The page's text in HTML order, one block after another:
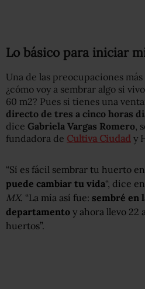
Lo básico para iniciar
Una de las preocupaciones
¿cómo voy a sembrar algo si
60 m2? Pues si tienes una
directo de tres a cinco horas
dice Gabriela Vargas Romero ,
fundadora de Cultiva Ciudad y
“Sí es fácil sembrar tu huerto en
puede cambiar tu vida“, dice
MX. “La mía así fue: sembré en
departamento y ahora llevo 22
huertos”.